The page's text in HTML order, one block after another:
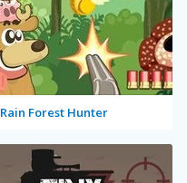
Rain Forest Hunter